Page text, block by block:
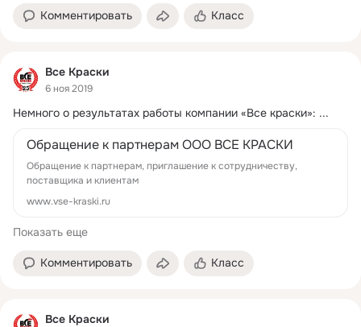
Комментировать Класс
Все Краски
6 ноя 2019
Немного о результатах работы компании «Все краски»: ...
Обращение к партнерам ООО ВСЕ КРАСКИ
Обращение к партнерам, приглашение к сотрудничеству,
поставщика и клиентам
www.vse-kraski.ru
Показать еще
Комментировать Класс
Все Краски